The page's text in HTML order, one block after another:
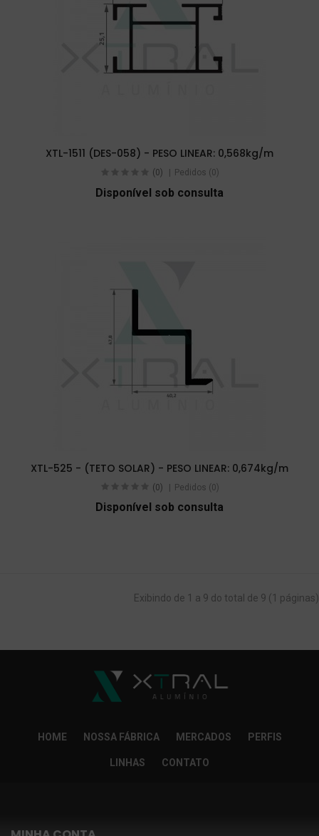
XTL-1511 (DES-058) - PESO LINEAR: 0,568kg/m
(0) Pedidos (0)
Disponível sob consulta
XTL-525 - (TETO SOLAR) - PESO LINEAR: 0,674kg/m
(0) Pedidos (0)
Disponível sob consulta
Exibindo de 1 a 9 do total de 9 (1 páginas)
HOME NOSSA FÁBRICA MERCADOS PERFIS
LINHAS CONTATO